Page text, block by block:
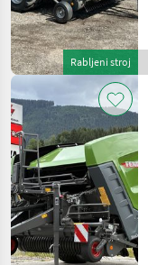
Rabljeni stroj